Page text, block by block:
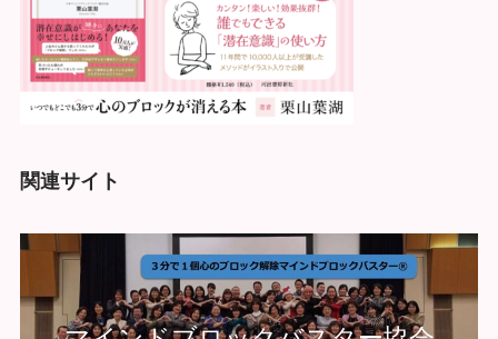
関連サイト